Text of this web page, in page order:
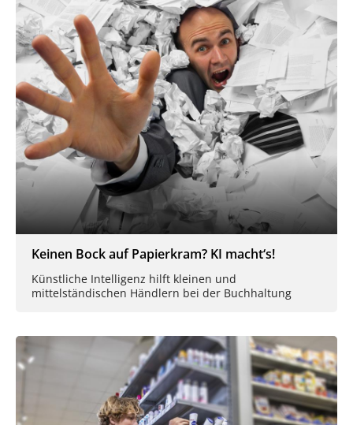
Keinen Bock auf Papierkram? KI macht‘s!
Künstliche Intelligenz hilft kleinen und
mittelständischen Händlern bei der Buchhaltung